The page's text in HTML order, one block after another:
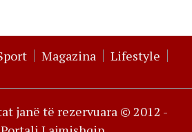
Magazina Lifestyle
janë të rezervuara © 2012 -